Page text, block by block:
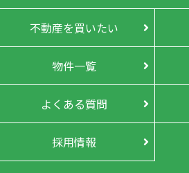
不動産を買いたい
物件一覧
よくある質問
採用情報